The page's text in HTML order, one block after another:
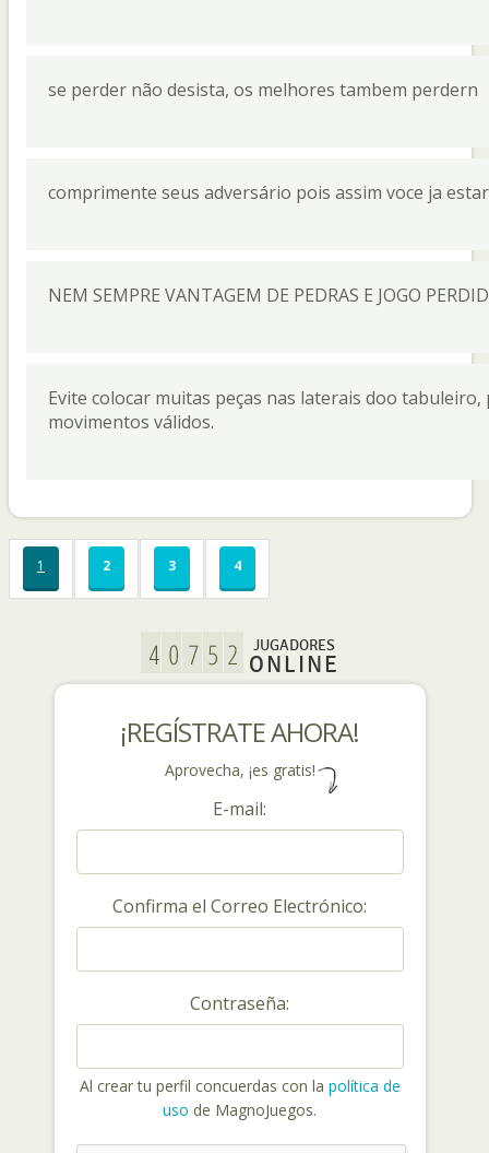
se perder não desista, os melhores tambem perdern
comprimente seus adversário pois assim voce ja
NEM SEMPRE VANTAGEM DE PEDRAS E JOGO
Evite colocar muitas peças nas laterais doo
movimentos válidos.
1 2 3 4
JUGADORES
ONLINE
¡REGÍSTRATE AHORA!
Aprovecha, ¡es gratis!
E-mail:
Confirma el Correo Electrónico:
Contraseña:
Al crear tu perfil concuerdas con la política de
uso de MagnoJuegos.